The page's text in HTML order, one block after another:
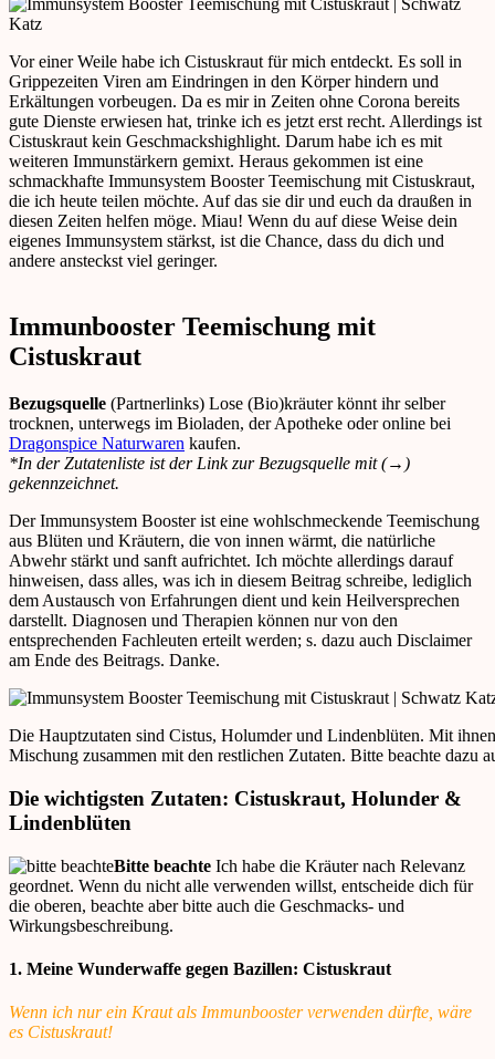
Vor einer Weile habe ich Cistuskraut für mich entdeckt. Es soll in
Grippezeiten Viren am Eindringen in den Körper hindern und
Erkältungen vorbeugen. Da es mir in Zeiten ohne Corona bereits
gute Dienste erwiesen hat, trinke ich es jetzt erst recht. Allerdings ist
Cistuskraut kein Geschmackshighlight. Darum habe ich es mit
weiteren Immunstärkern gemixt. Heraus gekommen ist eine
schmackhafte Immunsystem Booster Teemischung mit Cistuskraut,
die ich heute teilen möchte. Auf das sie dir und euch da draußen in
diesen Zeiten helfen möge. Miau! Wenn du auf diese Weise dein
eigenes Immunsystem stärkst, ist die Chance, dass du dich und
andere ansteckst viel geringer.
Immunbooster Teemischung mit
Cistuskraut
Bezugsquelle (Partnerlinks) Lose (Bio)kräuter könnt ihr selber
trocknen, unterwegs im Bioladen, der Apotheke oder online bei
Dragonspice Naturwaren kaufen.
*In der Zutatenliste ist der Link zur Bezugsquelle mit (→)
gekennzeichnet.
Der Immunsystem Booster ist eine wohlschmeckende Teemischung
aus Blüten und Kräutern, die von innen wärmt, die natürliche
Abwehr stärkt und sanft aufrichtet. Ich möchte allerdings darauf
hinweisen, dass alles, was ich in diesem Beitrag schreibe, lediglich
dem Austausch von Erfahrungen dient und kein Heilversprechen
darstellt. Diagnosen und Therapien können nur von den
entsprechenden Fachleuten erteilt werden; s. dazu auch Disclaimer
am Ende des Beitrags. Danke.
Die Hauptzutaten sind Cistus, Holumder und Lindenblüten. Mit
Mischung zusammen mit den restlichen Zutaten. Bitte beachte dazu
Die wichtigsten Zutaten: Cistuskraut, Holunder &
Lindenblüten
Bitte beachte Ich habe die Kräuter nach Relevanz
geordnet. Wenn du nicht alle verwenden willst, entscheide dich für
die oberen, beachte aber bitte auch die Geschmacks- und
Wirkungsbeschreibung.
1. Meine Wunderwaffe gegen Bazillen: Cistuskraut
Wenn ich nur ein Kraut als Immunbooster verwenden dürfte, wäre
es Cistuskraut!